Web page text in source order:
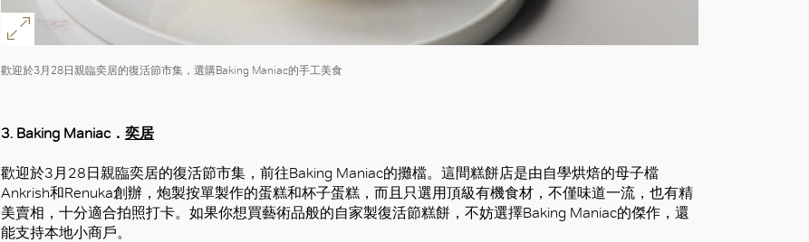
歡迎於3月28日親臨奕居的復活節市集，選購Baking Maniac的手工美食
3. Baking Maniac． 奕居
歡迎於3月28日親臨奕居的復活節市集，前往Baking Maniac的攤檔。這間糕餅店是由自學烘焙的母子檔
Ankrish和Renuka創辦，炮製按單製作的蛋糕和杯子蛋糕，而且只選用頂級有機食材，不僅味道一流，也有精
美賣相，十分適合拍照打卡。如果你想買藝術品般的自家製復活節糕餅，不妨選擇Baking Maniac的傑作，還
能支持本地小商戶。